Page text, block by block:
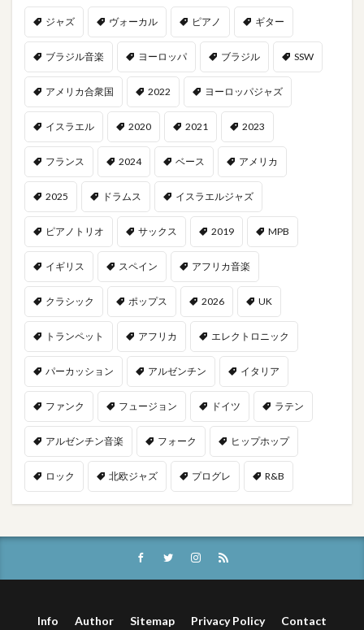
ジャズ ヴォーカル ピアノ ギター
ブラジル音楽 ヨーロッパ ブラジル SSW
アメリカ合衆国 2022 ヨーロッパジャズ
イスラエル 2020 2021 2023
フランス 2024 ベース アメリカ
2025 ドラムス イスラエルジャズ
ピアノトリオ サックス 2019 MPB
イギリス スペイン アフリカ音楽
クラシック ポップス 2026 UK
トランペット アフリカ エレクトロニック
パーカッション アルゼンチン イタリア
ファンク フュージョン ドイツ ラテン
アルゼンチン音楽 フォーク ヒップホップ
ロック 北欧ジャズ プログレ R&B
Info Author Sitemap Privacy Policy Contact